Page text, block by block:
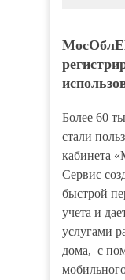
Более 60
стали
кабинета
Сервис
быстрой
учета и
услугами
дома, с